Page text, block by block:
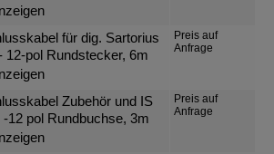
für dig. Sartorius
12-pol Rundstecker, 6m
Preis auf
Anfrage
Zubehör und IS
-12 pol Rundbuchse, 3m
Preis auf
Anfrage